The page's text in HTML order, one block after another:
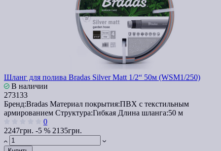
Шланг для полива Bradas Silver Matt 1/2“ 50м (WSM1/250)
В наличии
273133
Бренд:Bradas Материал покрытия:ПВХ с текстильным
армированием Структура:Гибкая Длина шланга:50 м
0
2247грн. -5 % 2135грн.